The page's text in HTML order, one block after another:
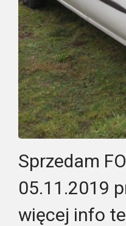
Sprzedam
05.11.2019
więcej info